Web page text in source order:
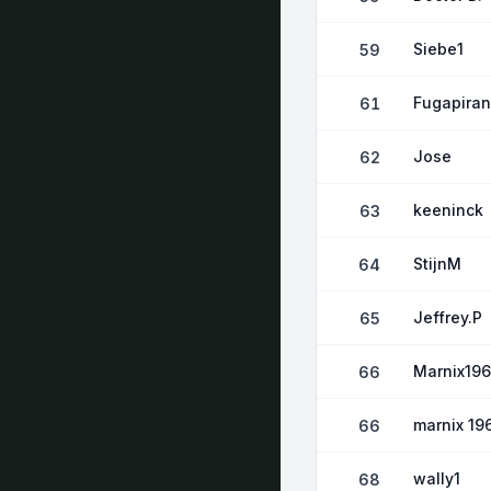
59 Siebe1
61
62 Jose
63 keeninck
64 StijnM
65 Jeffrey.P
66
66 marnix
68 wally1